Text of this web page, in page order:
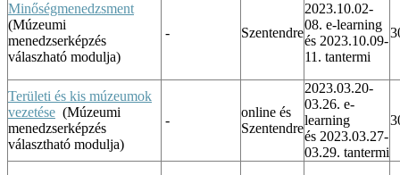
Minőségmenedzsment
(Múzeumi
menedzserképzés
válaszható modulja)
- Szentendre
2023.10.02-
08. e-learning
és 2023.10.09-
11. tantermi
Területi és kis múzeumok
vezetése (Múzeumi
menedzserképzés
választható modulja)
-
online és
Szentendre
2023.03.20-
03.26. e-
learning
és 2023.03.27-
03.29. tantermi